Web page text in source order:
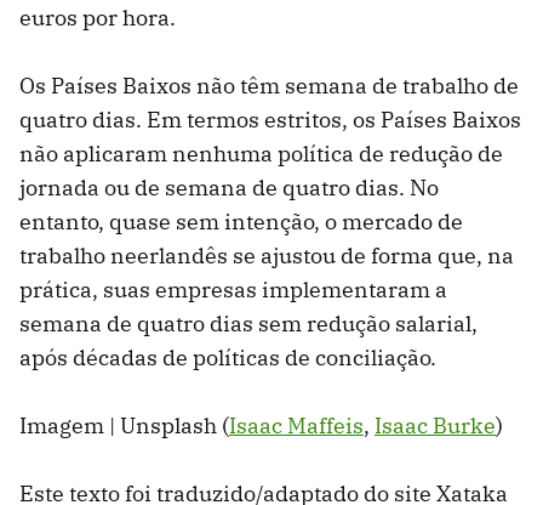
euros por hora.
Os Países Baixos não têm semana de trabalho de
quatro dias. Em termos estritos, os Países Baixos
não aplicaram nenhuma política de redução de
jornada ou de semana de quatro dias. No
entanto, quase sem intenção, o mercado de
trabalho neerlandês se ajustou de forma que, na
prática, suas empresas implementaram a
semana de quatro dias sem redução salarial,
após décadas de políticas de conciliação.
Imagem | Unsplash (Isaac Maffeis, Isaac Burke)
Este texto foi traduzido/adaptado do site Xataka